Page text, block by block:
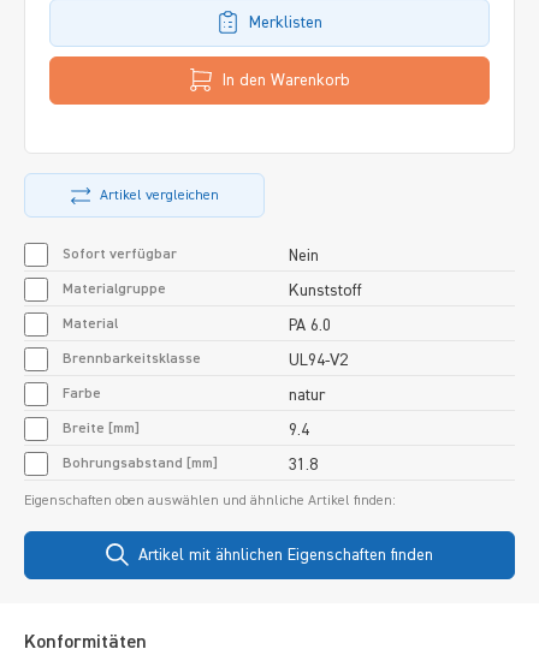
Merklisten
In den Warenkorb
Artikel vergleichen
Sofort verfügbar Nein
Materialgruppe Kunststoff
Material PA 6.0
Brennbarkeitsklasse UL94-V2
Farbe natur
Breite [mm] 9.4
Bohrungsabstand [mm] 31.8
Eigenschaften oben auswählen und ähnliche Artikel finden:
Artikel mit ähnlichen Eigenschaften finden
Konformitäten